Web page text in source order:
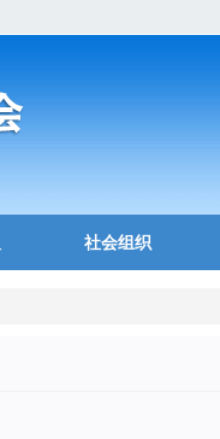
社会组织